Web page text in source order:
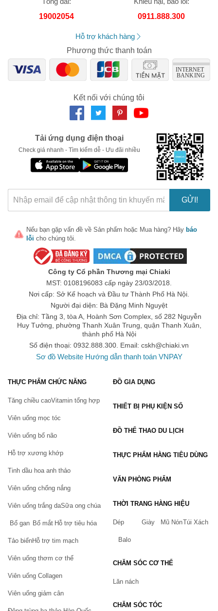
trách nhiệm về nhầm lẫn hay sai lệch về sản phẩm.
19002054
0911.888.300
Hỗ trợ khách hàng
Phương thức thanh toán
Kết nối với chúng tôi
Tải ứng dụng điện thoại
Check giá nhanh - Tìm kiếm dễ - Ưu đãi nhiều
GỬI!
Nếu bạn gặp vấn đề về Sản phẩm hoặc Mua hàng? Hãy báo
lỗi cho chúng tôi.
Công ty Cổ phần Thương mại Chiaki
MST: 0108196083 cấp ngày 23/03/2018.
Nơi cấp: Sở Kế hoạch và Đầu tư Thành Phố Hà Nội.
Người đại diện: Bà Đặng Minh Nguyệt
Địa chỉ: Tầng 3, tòa A, Hoành Sơn Complex, số 282 Nguyễn
Huy Tưởng, phường Thanh Xuân Trung, quận Thanh Xuân,
thành phố Hà Nội
Số điện thoại: 0932.888.300. Email: cskh@chiaki.vn
Sơ đồ Website Hướng dẫn thanh toán VNPAY
THỰC PHẨM CHỨC NĂNG
Tăng chiều caoVitamin tổng hợp
Viên uống mọc tóc
Viên uống bổ não
Hỗ trợ xương khớp
Tinh dầu hoa anh thảo
Viên uống chống nắng
Viên uống trắng daSữa ong chúa
Bổ gan Bổ mắt Hỗ trợ tiêu hóa
Tảo biểnHỗ trợ tim mạch
Viên uống thơm cơ thể
Viên uống Collagen
Viên uống giảm cân
ĐỒ GIA DỤNG
THIẾT BỊ PHỤ KIỆN SỐ
ĐỒ THỂ THAO DU LỊCH
THỰC PHẨM HÀNG TIÊU DÙNG
VĂN PHÒNG PHẨM
THỜI TRANG HÀNG HIỆU
Dép Giày Mũ NónTúi Xách
Balo
CHĂM SÓC CƠ THỂ
Lăn nách
CHĂM SÓC TÓC
Áp dụng cho đơn hàng từ:
LẤY MÃ NGAY